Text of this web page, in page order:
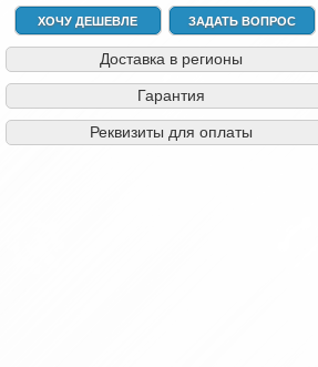
ХОЧУ ДЕШЕВЛЕ ЗАДАТЬ ВОПРОС
Доставка в регионы
Гарантия
Реквизиты для оплаты